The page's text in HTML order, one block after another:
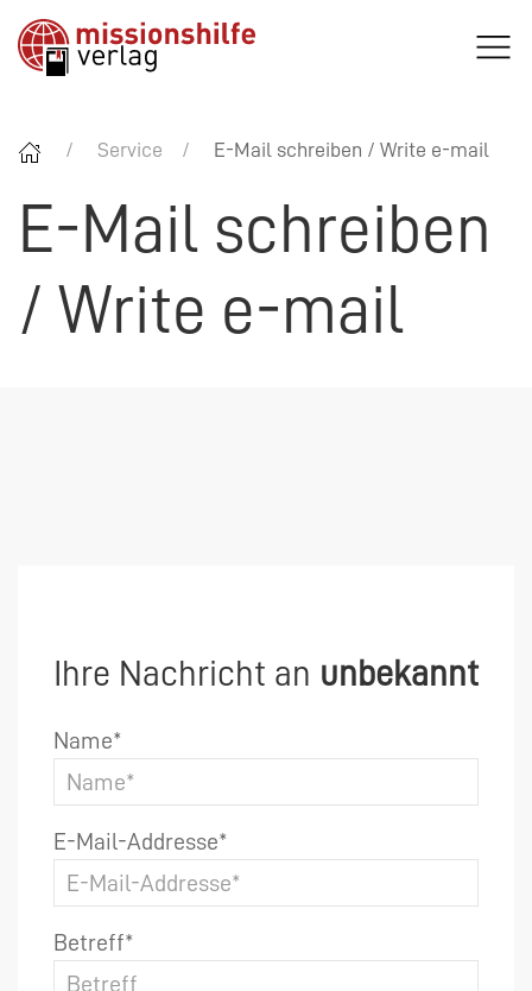
Service E-Mail schreiben / Write e-mail
E-Mail schreiben
/ Write e-mail
Ihre Nachricht an unbekannt
Name*
E-Mail-Addresse*
Betreff*